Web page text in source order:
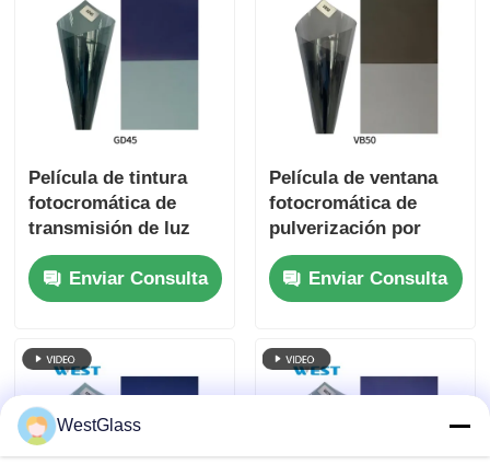
Película de tintura
fotocromática de
transmisión de luz
ajustable para
bloquear el
resplandor y mejorar
Enviar Consulta
Película de ventana
fotocromática de
pulverización por
magnetrón para
automóviles y
edificios VLT
intercambiable
Enviar Consulta
WestGlass